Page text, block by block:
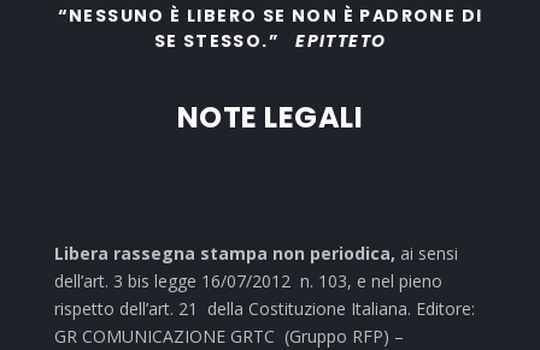
“NESSUNO È LIBERO SE NON È PADRONE DI
SE STESSO.”EPITTETO
NOTE LEGALI
Libera rassegna stampa non periodica, ai sensi
dell’art. 3 bis legge 16/07/2012 n. 103, e nel pieno
rispetto dell’art. 21 della Costituzione Italiana. Editore:
GR COMUNICAZIONE GRTC (Gruppo RFP) –